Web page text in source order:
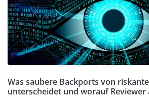
Was saubere Backports von
unterscheidet und worauf Reviewer